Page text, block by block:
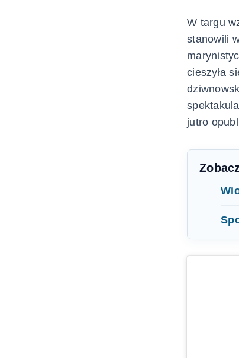
W targu
stanowili
cieszyła
jutro